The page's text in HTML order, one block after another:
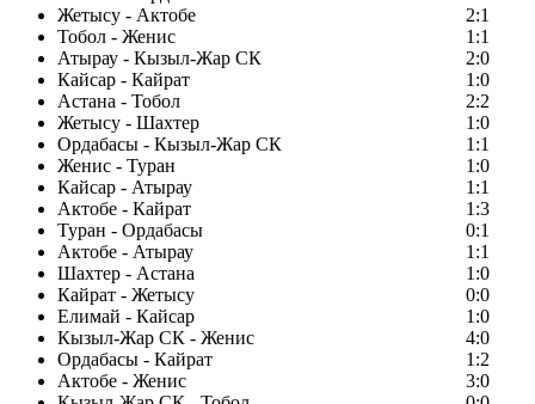
Жетысу - Актобе
2:1
Тобол - Женис
1:1
Атырау - Кызыл-Жар СК
2:0
Кайсар - Кайрат
1:0
Астана - Тобол
2:2
Жетысу - Шахтер
1:0
Ордабасы - Кызыл-Жар СК
1:1
Женис - Туран
1:0
Кайсар - Атырау
1:1
Актобе - Кайрат
1:3
Туран - Ордабасы
0:1
Актобе - Атырау
1:1
Шахтер - Астана
1:0
Кайрат - Жетысу
0:0
Елимай - Кайсар
1:0
Кызыл-Жар СК - Женис
4:0
Ордабасы - Кайрат
1:2
Актобе - Женис
3:0